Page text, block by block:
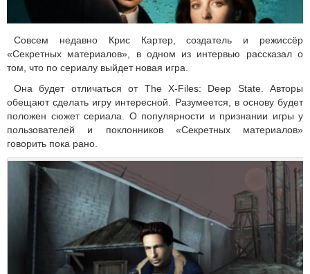
Совсем недавно Крис Картер, создатель и режиссёр
«Секретных материалов», в одном из интервью рассказал о
том, что по сериалу выйдет новая игра.
Она будет отличаться от The X-Files: Deep State. Авторы
обещают сделать игру интересной. Разумеется, в основу будет
положен сюжет сериала. О популярности и признании игры у
пользователей и поклонников «Секретных материалов»
говорить пока рано.